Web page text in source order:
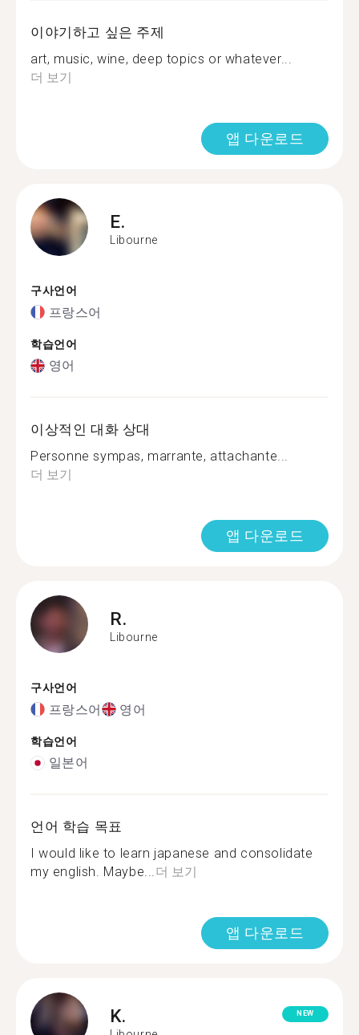
이야기하고 싶은 주제
art, music, wine, deep topics or whatever...
더 보기
앱 다운로드
E.
Libourne
구사언어
프랑스어
학습언어
영어
이상적인 대화 상대
Personne sympas, marrante, attachante...
더 보기
앱 다운로드
R.
Libourne
구사언어
프랑스어 영어
학습언어
일본어
언어 학습 목표
I would like to learn japanese and consolidate
my english. Maybe...더 보기
앱 다운로드
K. NEW